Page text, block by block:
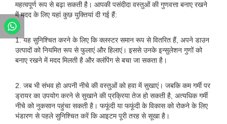
महत्वपूर्ण रूप से बढ़ा सकती है। आपकी पसंदीदा वस्तुओं की गुणवत्ता बनाए रखने
में मदद के लिए यहां कुछ युक्तियां दी गई हैं:
1. यह सुनिश्चित करने के लिए कि क्लस्टर समान रूप से वितरित हैं, अपने डाउन
उत्पादों को नियमित रूप से फुलाएं और हिलाएं। इससे उनके इन्सुलेशन गुणों को
बनाए रखने में मदद मिलती है और क्लंपिंग से बचा जा सकता है।
2. जब भी संभव हो अपनी नीचे की वस्तुओं को हवा में सुखाएं। जबकि कम गर्मी पर
ड्रायर का उपयोग करने से सुखाने की प्रक्रिया तेज हो सकती है, अत्यधिक गर्मी
नीचे को नुकसान पहुंचा सकती है। फफूंदी या फफूंदी के विकास को रोकने के लिए
भंडारण से पहले सुनिश्चित करें कि आइटम पूरी तरह से सूखा है।